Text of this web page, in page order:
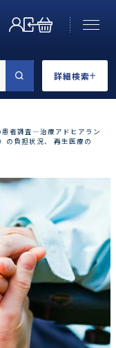
詳細検索
者調査―治療アドヒアラン
の負担状況、 再生医療の